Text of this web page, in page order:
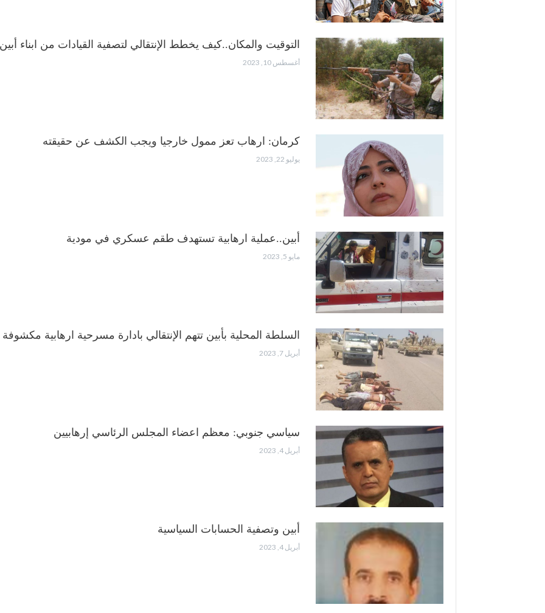
التوقيت والمكان..كيف يخطط الإنتقالي لتصفية القيادات من ابناء
أغسطس 10, 2023
كرمان: ارهاب تعز ممول خارجيا ويجب الكشف عن حقيقته
يوليو 22, 2023
أبين..عملية ارهابية تستهدف طقم عسكري في مودية
مايو 5, 2023
السلطة المحلية بأبين تتهم الإنتقالي بادارة مسرحية ارهابية
أبريل 7, 2023
سياسي جنوبي: معظم اعضاء المجلس الرئاسي إرهابيين
أبريل 4, 2023
أبين وتصفية الحسابات السياسية
أبريل 4, 2023